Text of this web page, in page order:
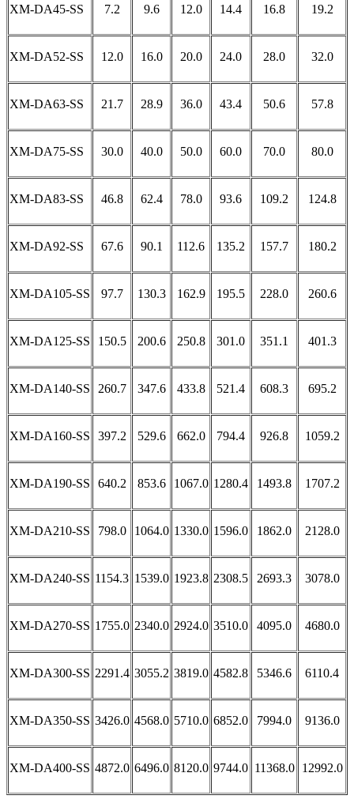
XM-DA45-SS 7.2 9.6 12.0 14.4 16.8 19.2
XM-DA52-SS 12.0 16.0 20.0 24.0 28.0 32.0
XM-DA63-SS 21.7 28.9 36.0 43.4 50.6 57.8
XM-DA75-SS 30.0 40.0 50.0 60.0 70.0 80.0
XM-DA83-SS 46.8 62.4 78.0 93.6 109.2 124.8
XM-DA92-SS 67.6 90.1 112.6 135.2 157.7 180.2
XM-DA105-SS 97.7 130.3 162.9 195.5 228.0 260.6
XM-DA125-SS 150.5 200.6 250.8 301.0 351.1 401.3
XM-DA140-SS 260.7 347.6 433.8 521.4 608.3 695.2
XM-DA160-SS 397.2 529.6 662.0 794.4 926.8 1059.2
XM-DA190-SS 640.2 853.6 1067.0 1280.4 1493.8 1707.2
XM-DA210-SS 798.0 1064.0 1330.0 1596.0 1862.0 2128.0
XM-DA240-SS 1154.3 1539.0 1923.8 2308.5 2693.3 3078.0
XM-DA270-SS 1755.0 2340.0 2924.0 3510.0 4095.0 4680.0
XM-DA300-SS 2291.4 3055.2 3819.0 4582.8 5346.6 6110.4
XM-DA350-SS 3426.0 4568.0 5710.0 6852.0 7994.0 9136.0
XM-DA400-SS 4872.0 6496.0 8120.0 9744.0 11368.0 12992.0